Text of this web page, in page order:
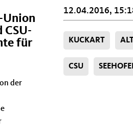
Union
für
der
12.04.2016,
KUCKART
CSU